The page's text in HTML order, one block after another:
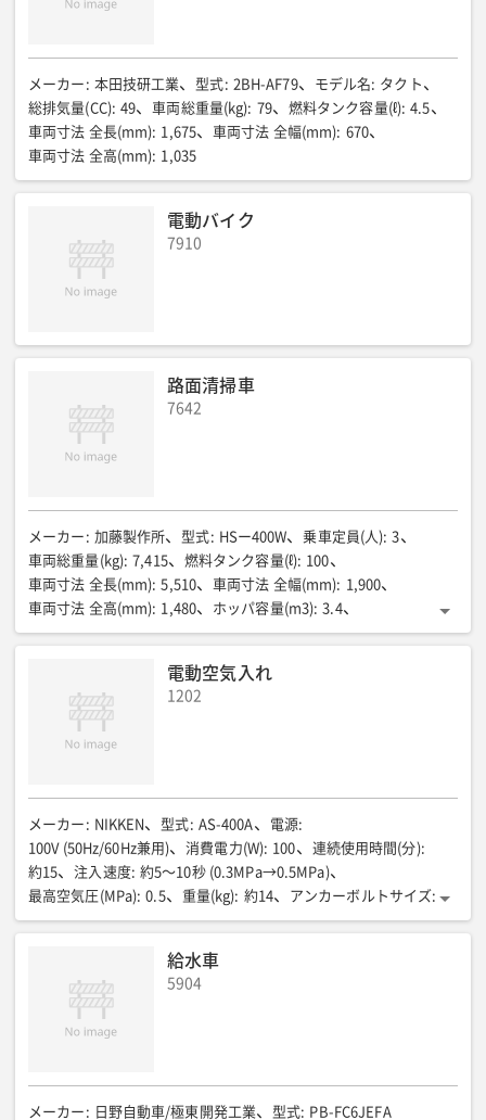
メーカー : 本田技研工業 型式: 2BH-AF79 モデル名: タクト
総排気量(CC): 49 車両総重量(kg): 79 燃料タンク容量(ℓ): 4.5
車両寸法 全長(mm): 1,675 車両寸法 全幅(mm): 670
車両寸法 全高(mm): 1,035
電動バイク
7910
路面清掃車
7642
メーカー : 加藤製作所 型式: HSー400W 乗車定員(人): 3
車両総重量(kg): 7,415 燃料タンク容量(ℓ): 100
車両寸法 全長(mm): 5,510 車両寸法 全幅(mm): 1,900
車両寸法 全高(mm): 1,480 ホッパ容量(m3): 3.4
最大積載量(kg): 2,000 清掃幅(片側ブラシ、片側吸込み)(mm):
2.5〜20 最大風量(m3/min)
水タンク容量(ℓ)
架装シャシ
電動空気入れ
1202
メーカー : NIKKEN 型式: AS-400A 電源:
100V (50Hz/60Hz兼用)
消費電力(W): 100 連続使用時間(分):
約15
注入速度: 約5〜10秒 (0.3MPa→0.5MPa)
最高空気圧(MPa): 0.5 重量(kg): 約14 アンカーボルトサイズ:
ネジ外径:M10/全長:L 60mm/ドリル径:10.5mm/埋込み深さ:40m
寸法(W×D×H)(mm)
給水車
5904
メーカー : 日野自動車/極東開発工業 型式: PB-FC6JEFA